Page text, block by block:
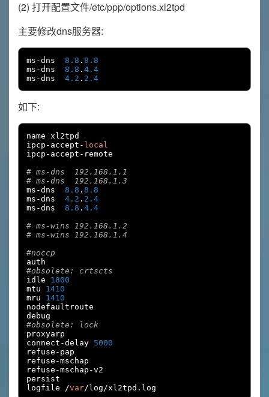
(2) 打开配置文件/etc/ppp/options.xl2tpd
主要修改dns服务器:
ms -dns 8.8 . 8.8
ms -dns 8.8 . 4.4
ms -dns 4.2 . 2.4
如下:
name xl2tpd
ipcp - accept - local
ipcp - accept - remote
# ms-dns  192.168.1.1
# ms-dns  192.168.1.3
ms -dns 8.8 . 8.8
ms -dns 4.2 . 2.4
ms -dns 8.8 . 4.4
# ms-wins 192.168.1.2
# ms-wins 192.168.1.4
#noccp
#obsolete: crtscts
idle 1800
mtu 1410
mru 1410
nodefaultroute
#obsolete: lock
proxyarp
connect -delay 5000
refuse - pap
refuse -mschap
refuse -mschap -v2
persist
logfile /var/ log/xl2tpd . log